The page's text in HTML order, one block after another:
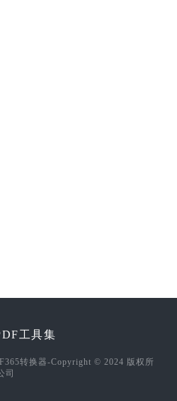
工具集
转换器-Copyright © 2024 版权所
司